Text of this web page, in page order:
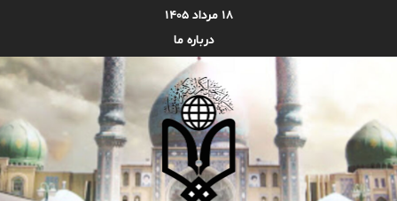
۱۸ مرداد ۱۴۰۵
درباره ما